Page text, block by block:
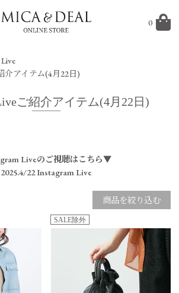
0
介アイテム(4月22日)
ご紹介アイテム(4月22日)
Liveのご視聴はこちら▼
2025.4/22 Instagram Live
商品を絞り込む
SALE除外